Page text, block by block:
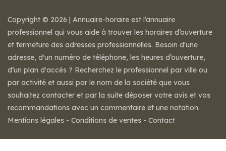
Copyright © 2026 | Annuaire-horaire est l’annuaire
professionnel qui vous aide à trouver les horaires d’ouverture
et fermeture des adresses professionnelles. Besoin d'une
adresse, d'un numéro de téléphone, les heures d’ouverture,
d’un plan d'accès ? Recherchez le professionnel par ville ou
par activité et aussi par le nom de la société que vous
souhaitez contacter et par la suite déposer votre avis et vos
recommandations avec un commentaire et une notation.
Mentions légales - Conditions de ventes - Contact